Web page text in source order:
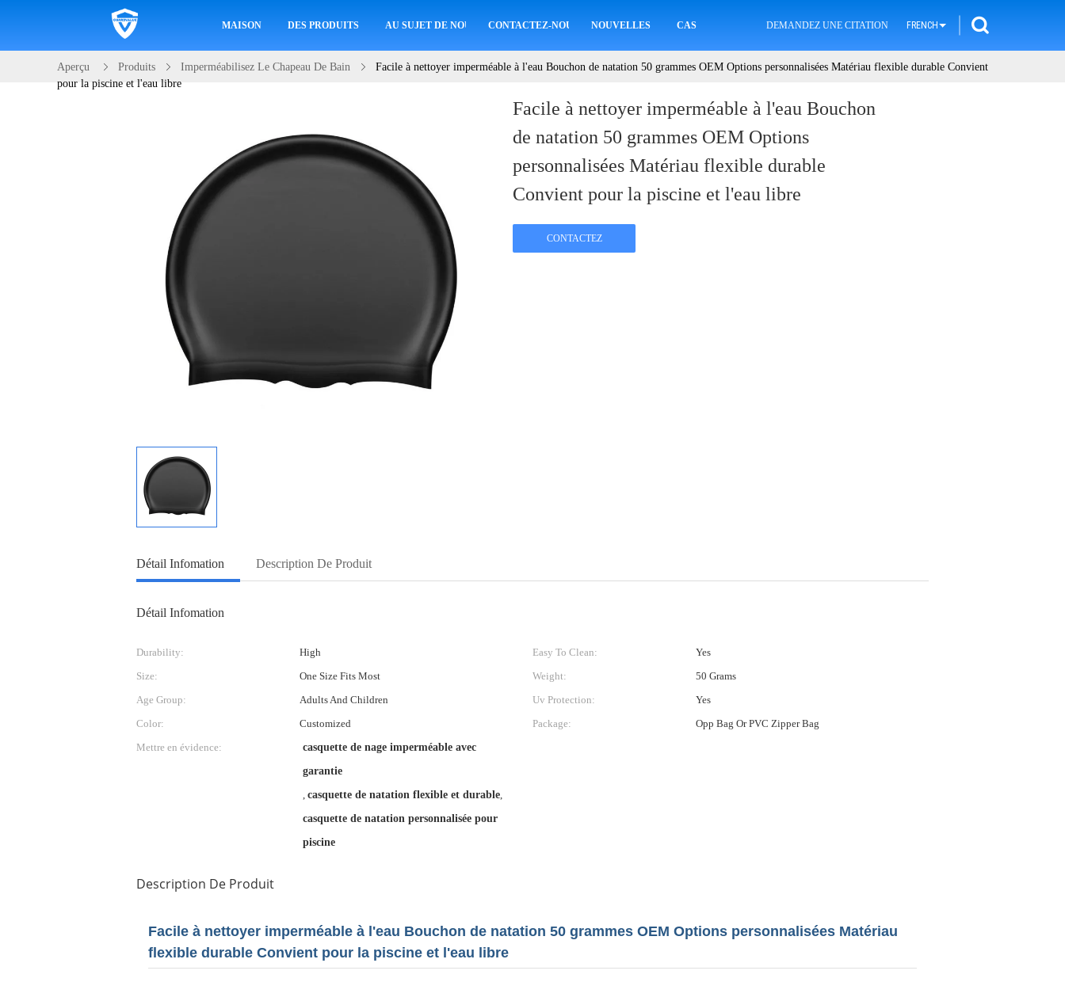
MAISON DES PRODUITS AU SUJET DE NOUS CONTACTEZ-NOUS NOUVELLES CAS DEMANDEZ UNE CITATION FRENCH
Aperçu Produits Imperméabilisez Le Chapeau De Bain
Facile à nettoyer imperméable à l'eau Bouchon de natation 50 grammes OEM Options personnalisées Matériau flexible durable Convient
pour la piscine et l'eau libre
Facile à nettoyer imperméable à l'eau Bouchon
de natation 50 grammes OEM Options
personnalisées Matériau flexible durable
Convient pour la piscine et l'eau libre
CONTACTEZ
Détail Infomation Description De Produit
Détail Infomation
Durability: High Easy To Clean:
Yes
Size:
One Size Fits Most Weight:
50 Grams
Age Group:
Adults And Children Uv Protection:
Yes
Color:
Customized Package:
Opp Bag Or PVC Zipper Bag
Mettre en évidence:
casquette de nage imperméable avec
garantie
, casquette de natation flexible et durable,
casquette de natation personnalisée pour
piscine
Description De Produit
Facile à nettoyer imperméable à l'eau Bouchon de natation 50 grammes OEM Options personnalisées Matériau
flexible durable Convient pour la piscine et l'eau libre